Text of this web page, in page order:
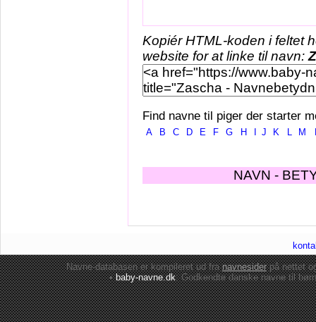
Kopiér HTML-koden i feltet
website for at linke til navn:
Find navne til piger der starter
A B C D E F G H J K L M
NAVN -
Navne-databasen er kompileret ud franavnesiderpå nettet
•baby-navne.dk: Godkendte danskenavne til børn